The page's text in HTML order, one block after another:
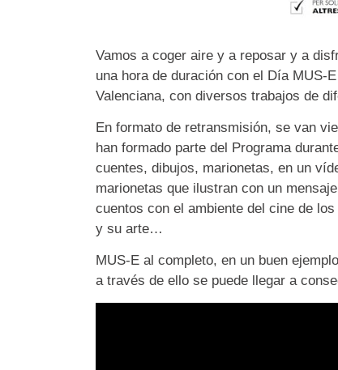
Vamos a coger aire y a reposar y a
una hora de duración con el Día MUS-
Valenciana, con diversos trabajos de
En formato de retransmisión, se van
han formado parte del Programa
cuentes, dibujos, marionetas, en un
marionetas que ilustran con un
cuentos con el ambiente del cine de
y su arte…
MUS-E al completo, en un buen
a través de ello se puede llegar a